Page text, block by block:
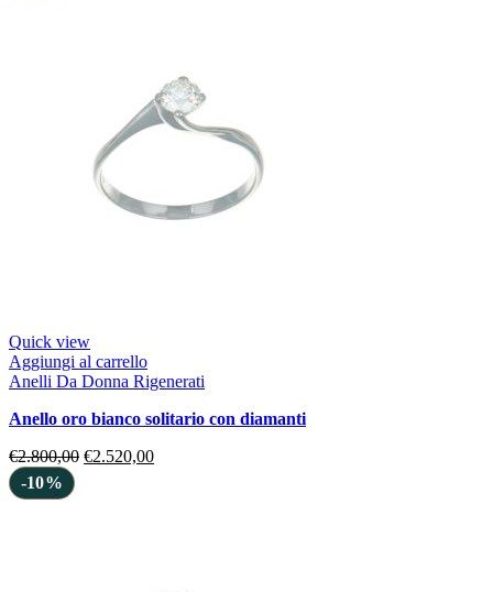
Quick view
Aggiungi al carrello
Anelli Da Donna Rigenerati
anello oro bianco solitario con diamanti
€2.800,00 €2.520,00
-10%